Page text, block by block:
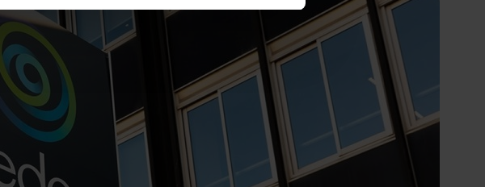
anuncios, ofrecer funciones de redes sociales
del sitio web con nuestros partners de
otra información que les haya proporcionado o